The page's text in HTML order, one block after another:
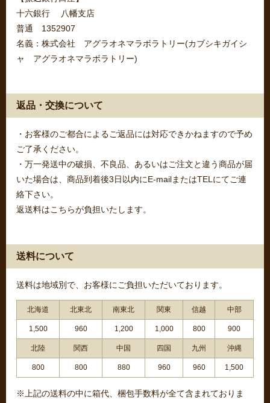
十六銀行 八幡支店
普通 1352907
名義：株式会社 アグラオネマラボラトリー(カブシキガイシ
ャ アグラオネマラボラトリー)
返品・交換について
・お客様のご都合によるご返品には対応できかねますので予め
ご了承ください。
・万一発送中の破損、不良品、あるいはご注文と違う商品が届
いた場合は、商品到着後3日以内にE-mailまたはTELにてご連
絡下さい。
返送料はこちらが負担いたします。
送料について
送料は地域別で、お客様にご負担いただいております。
北海道 北東北 南東北 関東 信越 中部
1,500 960 1,200 1,000 800 900
北陸 関西 中国 四国 九州 沖縄
800 800 880 960 960 1,500
※上記の送料の中に箱代、梱包手数料が全て含まれておりま